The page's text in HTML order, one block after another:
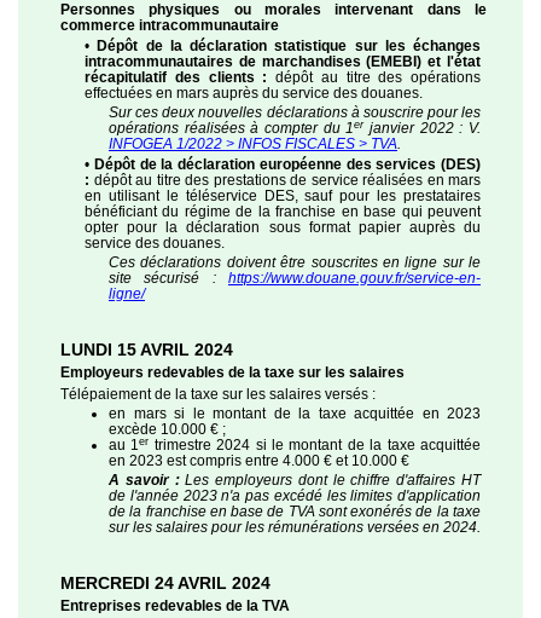
Personnes physiques ou morales intervenant dans le
commerce intracommunautaire
• Dépôt de la déclaration statistique sur les échanges
intracommunautaires de marchandises (EMEBI) et l'état
récapitulatif des clients : dépôt au titre des opérations
effectuées en mars auprès du service des douanes.
Sur ces deux nouvelles déclarations à souscrire pour les
opérations réalisées à compter du 1erjanvier 2022 : V.
INFOGEA 1/2022 > INFOS FISCALES > TVA.
• Dépôt de la déclaration européenne des services (DES)
: dépôt au titre des prestations de service réalisées en mars
en utilisant le téléservice DES, sauf pour les prestataires
bénéficiant du régime de la franchise en base qui peuvent
opter pour la déclaration sous format papier auprès du
service des douanes.
Ces déclarations doivent être souscrites en ligne sur le
site sécurisé : https://www.douane.gouv.fr/service-en-
ligne/
LUNDI 15 AVRIL 2024
Employeurs redevables de la taxe sur les salaires
Télépaiement de la taxe sur les salaires versés :
en mars si le montant de la taxe acquittée en 2023
excède 10.000 € ;
au 1er trimestre 2024 si le montant de la taxe acquittée
en 2023 est compris entre 4.000 € et 10.000 €
A savoir :Les employeurs dont le chiffre d'affaires HT
de l'année 2023 n'a pas excédé les limites d'application
de la franchise en base de TVA sont exonérés de la taxe
sur les salaires pour les rémunérations versées en 2024.
MERCREDI 24 AVRIL 2024
Entreprises redevables de la TVA